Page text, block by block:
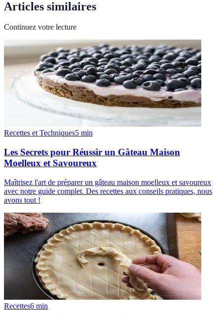
Articles similaires
Continuez votre lecture
Recettes et Techniques5 min
Les Secrets pour Réussir un Gâteau Maison
Moelleux et Savoureux
Maîtrisez l'art de préparer un gâteau maison moelleux et savoureux
avec notre guide complet. Des recettes aux conseils pratiques, nous
avons tout !
Recettes6 min